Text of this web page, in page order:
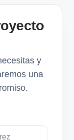
y
una